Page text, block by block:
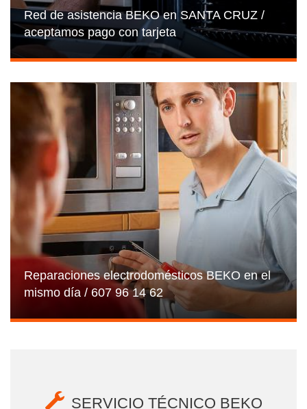
Red de asistencia BEKO en SANTA CRUZ /
aceptamos pago con tarjeta
Reparaciones electrodomésticos BEKO en el
mismo día / 607 96 14 62
SERVICIO TÉCNICO BEKO